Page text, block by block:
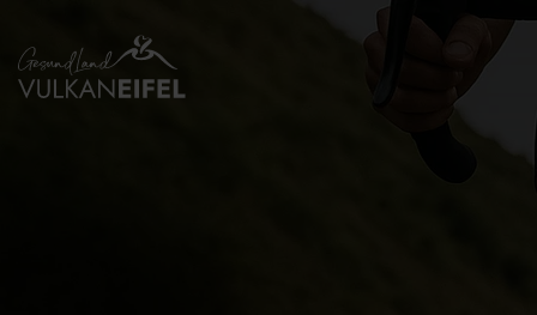
zur
Startseite